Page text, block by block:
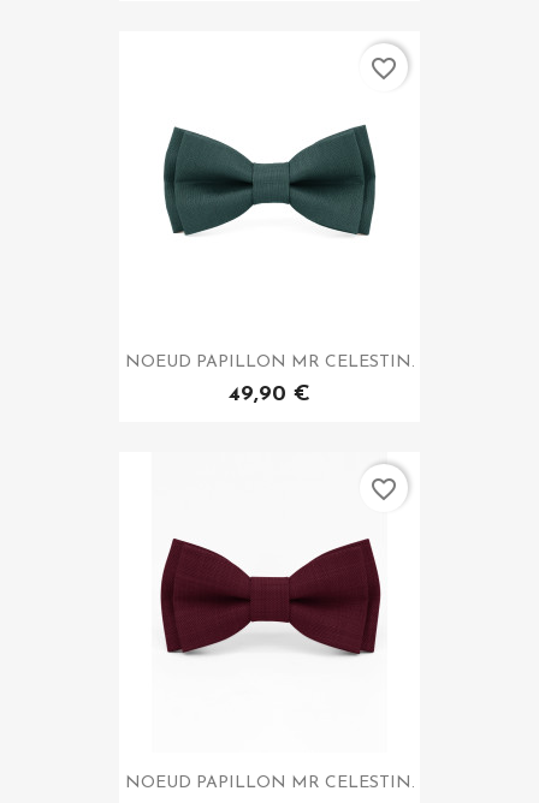
NOEUD PAPILLON MR CELESTIN.
49,90 €
favorite_border
NOEUD PAPILLON MR CELESTIN.
favorite_border